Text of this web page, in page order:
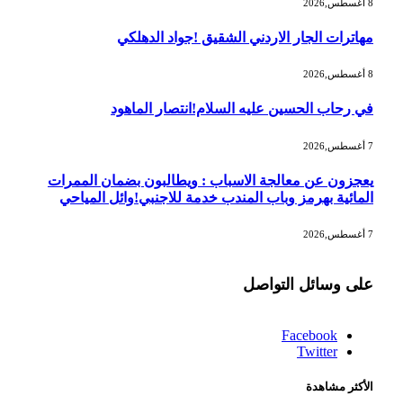
مهاترات الجار الاردني الشقيق !جواد الدهلكي
في رحاب الحسين عليه السلام!انتصار الماهود
يعجزون عن معالجة الاسباب : ويطالبون بضمان الممرات
المائية بهرمز وباب المندب خدمة للاجنبي!وائل المياحي
على وسائل التواصل
Facebook
Twitter
الأكثر مشاهدة